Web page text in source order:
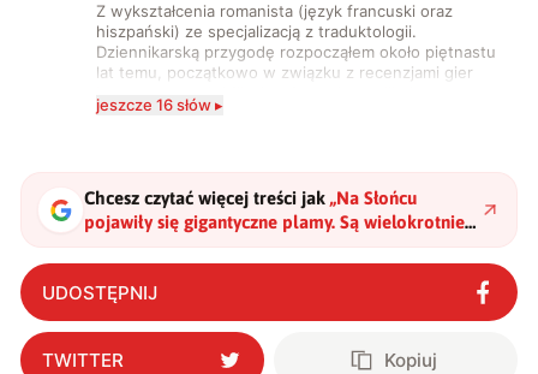
Z wykształcenia romanista (język francuski oraz
hiszpański) ze specjalizacją z traduktologii.
Dziennikarską przygodę rozpocząłem około piętnastu
lat temu, początkowo w związku z recenzjami gier
komputerowych i filmów. Obecnie publikuję
zdecydowanie częściej na tematy związane z nauką
także uprawiać oraz oglądać sport.
jeszcze 16 słów ▸
Chcesz czytać więcej treści jak „Na Słońcu
pojawiły się gigantyczne plamy. Są wielokrotnie
większe od Ziemi i zwiastują kłopoty"?
UDOSTĘPNIJ
TWITTER Kopiuj